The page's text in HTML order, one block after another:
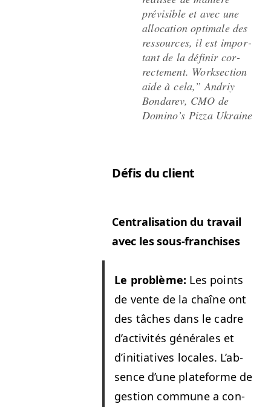
prévis­i­ble et avec une
allo­ca­tion opti­male des
ressources, il est impor­
tant de la définir cor­
recte­ment. Work­sec­tion
aide à cela,” Andriy
Bon­darev, CMO de
Domi­no’s Piz­za Ukraine
Défis du client
Cen­tral­i­sa­tion du tra­vail
avec les sous-franchises
Le prob­lème: Les points
de vente de la chaîne ont
des tâch­es dans le cadre
d’ac­tiv­ités générales et
d’ini­tia­tives locales. L’ab­
sence d’une plate­forme de
ges­tion com­mune a con­